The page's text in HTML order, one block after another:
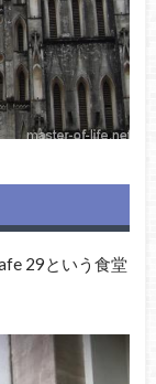
29という食堂